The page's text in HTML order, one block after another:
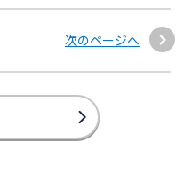
次のページへ